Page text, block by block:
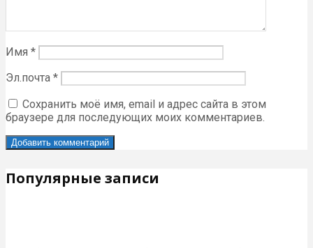
Имя *
Эл.почта *
Сохранить моё имя, email и адрес сайта в этом
браузере для последующих моих комментариев.
Популярные записи